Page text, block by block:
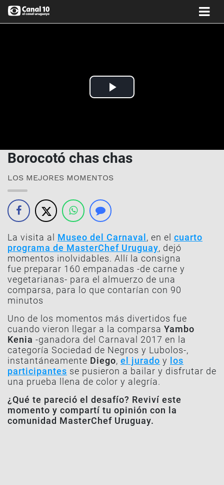
Play
Borocotó chas chas
LOS MEJORES MOMENTOS
La visita al Museo del Carnaval, en el cuarto
programa de MasterChef Uruguay, dejó
momentos inolvidables. Allí la consigna
fue preparar 160 empanadas -de carne y
vegetarianas- para el almuerzo de una
comparsa, para lo que contarían con 90
minutos
Uno de los momentos más divertidos fue
cuando vieron llegar a la comparsa Yambo
Kenia -ganadora del Carnaval 2017 en la
categoría Sociedad de Negros y Lubolos-,
instantáneamente Diego, el jurado y los
participantes se pusieron a bailar y disfrutar de
una prueba llena de color y alegría.
¿Qué te pareció el desafío? Reviví este
momento y compartí tu opinión con la
comunidad MasterChef Uruguay.